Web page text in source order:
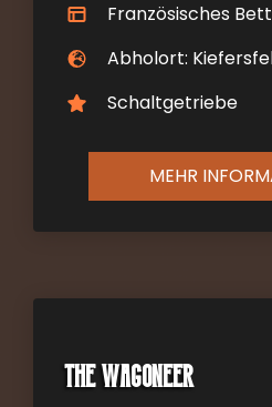
Französisches
Abholort:
Schaltgetriebe
MEHR
The Wagoneer